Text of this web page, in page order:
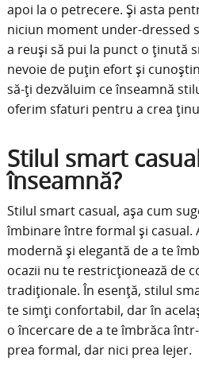
apoi la o petrecere. Și asta
niciun moment under-dressed
a reuși să pui la punct o ținută
nevoie de puțin efort și
să-ți dezvăluim ce înseamnă
oferim sfaturi pentru a crea
Stilul smart
înseamnă?
Stilul smart casual, așa cum
îmbinare între formal și casual.
modernă și elegantă de a te
ocazii nu te restricționează de
tradiționale. În esență, stilul
te simți confortabil, dar în
o încercare de a te îmbrăca
prea formal, dar nici prea lejer.